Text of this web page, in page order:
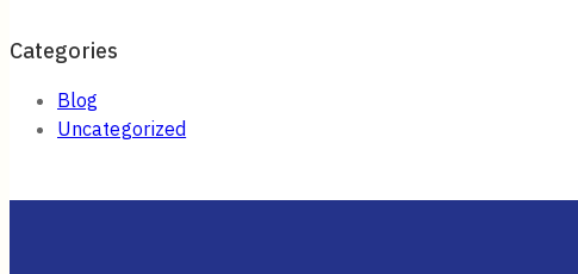
Categories
Blog
Uncategorized